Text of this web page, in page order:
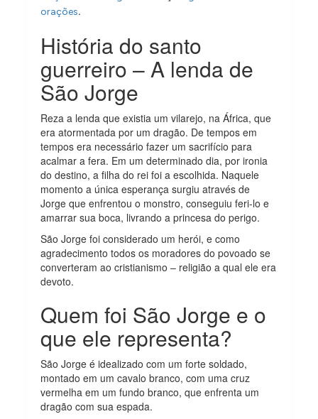
orações.
História do santo
guerreiro – A lenda de
São Jorge
Reza a lenda que existia um vilarejo, na África, que
era atormentada por um dragão. De tempos em
tempos era necessário fazer um sacrifício para
acalmar a fera. Em um determinado dia, por ironia
do destino, a filha do rei foi a escolhida. Naquele
momento a única esperança surgiu através de
Jorge que enfrentou o monstro, conseguiu feri-lo e
amarrar sua boca, livrando a princesa do perigo.
São Jorge foi considerado um herói, e como
agradecimento todos os moradores do povoado se
converteram ao cristianismo – religião a qual ele era
devoto.
Quem foi São Jorge e o
que ele representa?
São Jorge é idealizado com um forte soldado,
montado em um cavalo branco, com uma cruz
vermelha em um fundo branco, que enfrenta um
dragão com sua espada.